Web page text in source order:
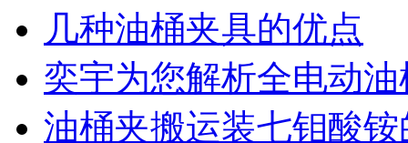
几种油桶夹具的优点
奕宇为您解析全电动
油桶夹搬运装七钼酸